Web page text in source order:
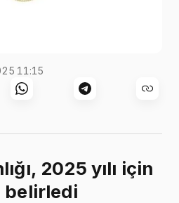
11:15
2025 yılı için
belirledi